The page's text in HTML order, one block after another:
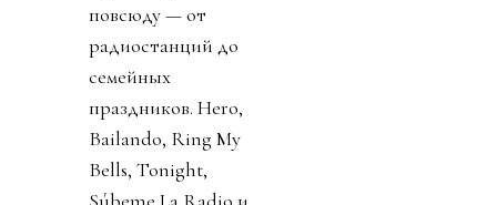
повсюду — от
радиостанций до
семейных
праздников. Hero,
Bailando, Ring My
Bells, Tonight,